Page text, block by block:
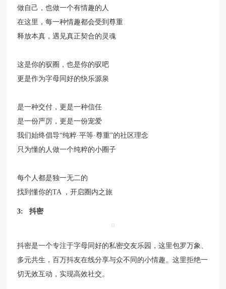
做自己，也做一个有情趣的人
在这里，每一种情趣都会受到尊重
释放本真，遇见真正契合的灵魂
这是你的驭圈，也是你的驭吧
更是作为字母同好的快乐源泉
是一种交付，更是一种信任
是一份严厉，更是一份宠爱
我们始终倡导“纯粹·平等·尊重”的社区理念
只为懂的人做一个纯粹的小圈子
每个人都是独一无二的
找到懂你的TA ，开启圈内之旅
3: 抖密
抖密是一个专注于字母同好的私密交友乐园，这里包罗万象、
多元共生，百万抖友在线分享与众不同的小情趣。这里拒绝一
切无效互动，实现高效社交。